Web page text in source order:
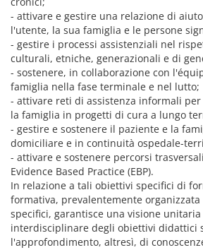
- attivare e gestire una relazione di
l'utente, la sua famiglia e le persone
- gestire i processi assistenziali nel
culturali, etniche, generazionali e di
- sostenere, in collaborazione con
famiglia nella fase terminale e nel lutto;
- attivare reti di assistenza informali
la famiglia in progetti di cura a lungo
- gestire e sostenere il paziente e la
domiciliare e in continuità ospedale-
- attivare e sostenere percorsi
Evidence Based Practice (EBP).
In relazione a tali obiettivi specifici di
formativa, prevalentemente
specifici, garantisce una visione
interdisciplinare degli obiettivi didattici
l'approfondimento, altresì, di